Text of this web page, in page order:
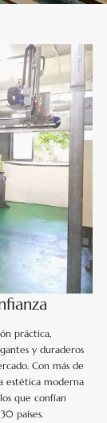
práctica,
y duraderos
Con más de
estética moderna
que confían
países.